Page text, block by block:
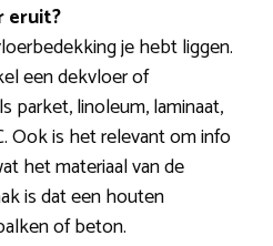
eruit?
je hebt liggen.
een dekvloer of
parket, linoleum, laminaat,
Ook is het relevant om info
het materiaal van de
is dat een houten
of beton.